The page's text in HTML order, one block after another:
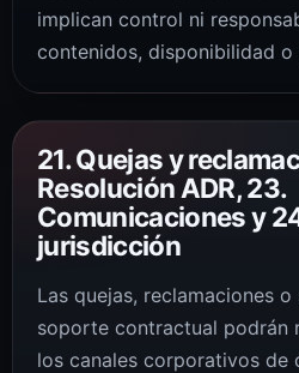
implican control ni
contenidos, disponibilidad
21. Quejas y
Resolución ADR, 23.
Comunicaciones y
jurisdicción
Las quejas, reclamaciones
soporte contractual podrán
los canales corporativos de